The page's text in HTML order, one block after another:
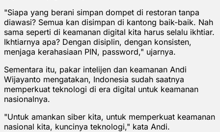
"Siapa yang berani simpan dompet di restoran tanpa
diawasi? Semua kan disimpan di kantong baik-baik. Nah
sama seperti di keamanan digital kita harus selalu ikhtiar.
Ikhtiarnya apa? Dengan disiplin, dengan konsisten,
menjaga kerahasiaan PIN, password," ujarnya.
Sementara itu, pakar intelijen dan keamanan Andi
Wijayanto mengatakan, Indonesia sudah saatnya
memperkuat teknologi di era digital untuk keamanan
nasionalnya.
"Untuk amankan siber kita, untuk memperkuat keamanan
nasional kita, kuncinya teknologi," kata Andi.